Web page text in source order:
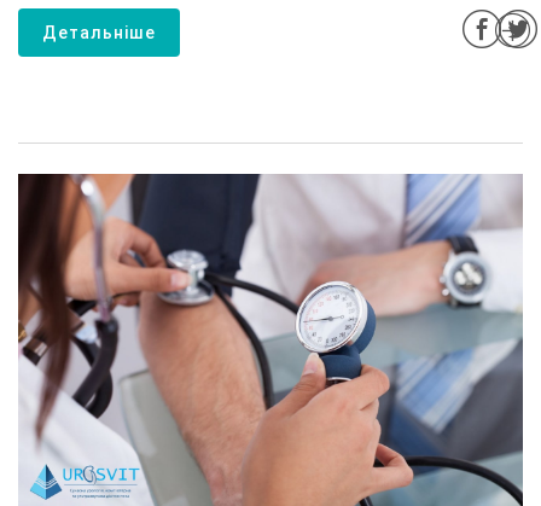
Детальніше